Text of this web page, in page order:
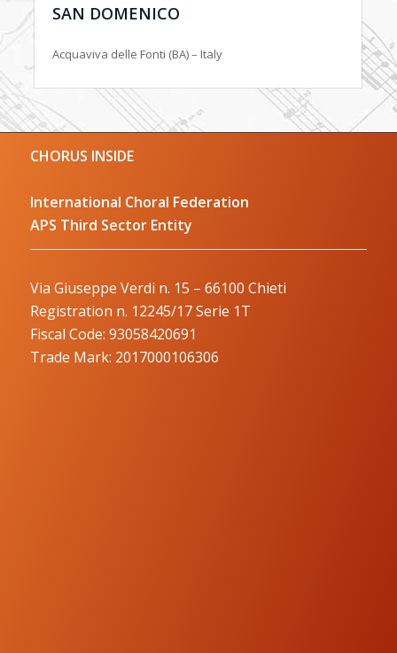
SAN DOMENICO
Acquaviva delle Fonti (BA) – Italy
CHORUS INSIDE
International Choral Federation
APS Third Sector Entity
Via Giuseppe Verdi n. 15 – 66100 Chieti
Registration n. 12245/17 Serie 1T
Fiscal Code: 93058420691
Trade Mark: 2017000106306